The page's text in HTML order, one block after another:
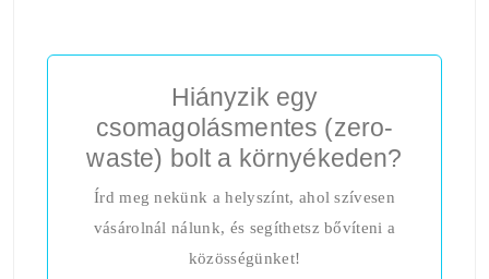
Hiányzik egy
csomagolásmentes (zero-
waste) bolt a környékeden?
Írd meg nekünk a helyszínt, ahol szívesen
vásárolnál nálunk, és segíthetsz bővíteni a
közösségünket!